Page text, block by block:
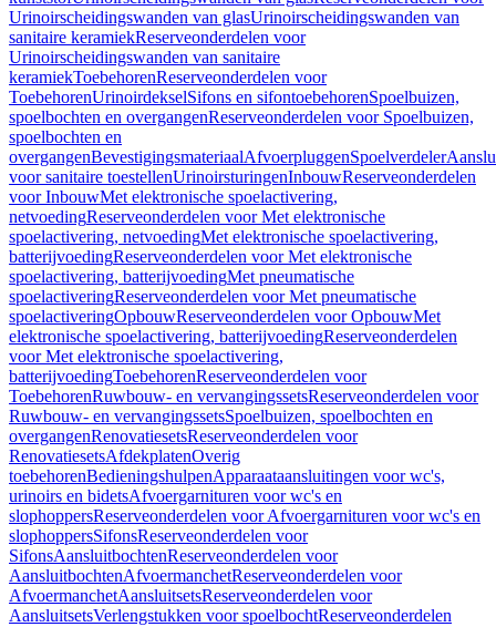
Urinoirscheidingswanden van glasUrinoirscheidingswanden van
sanitaire keramiekReserveonderdelen voor
Urinoirscheidingswanden van sanitaire
keramiekToebehorenReserveonderdelen voor
ToebehorenUrinoirdekselSifons en sifontoebehorenSpoelbuizen,
spoelbochten en overgangenReserveonderdelen voor Spoelbuizen,
spoelbochten en
overgangenBevestigingsmateriaalAfvoerpluggenSpoelverdeler
voor sanitaire toestellenUrinoirsturingenInbouwReserveonderdelen
voor InbouwMet elektronische spoelactivering,
netvoedingReserveonderdelen voor Met elektronische
spoelactivering, netvoedingMet elektronische spoelactivering,
batterijvoedingReserveonderdelen voor Met elektronische
spoelactivering, batterijvoedingMet pneumatische
spoelactiveringReserveonderdelen voor Met pneumatische
spoelactiveringOpbouwReserveonderdelen voor OpbouwMet
elektronische spoelactivering, batterijvoedingReserveonderdelen
voor Met elektronische spoelactivering,
batterijvoedingToebehorenReserveonderdelen voor
ToebehorenRuwbouw- en vervangingssetsReserveonderdelen voor
Ruwbouw- en vervangingssetsSpoelbuizen, spoelbochten en
overgangenRenovatiesetsReserveonderdelen voor
RenovatiesetsAfdekplatenOverig
toebehorenBedieningshulpenApparaataansluitingen voor wc's,
urinoirs en bidetsAfvoergarnituren voor wc's en
slophoppersReserveonderdelen voor Afvoergarnituren voor wc's en
slophoppersSifonsReserveonderdelen voor
SifonsAansluitbochtenReserveonderdelen voor
AansluitbochtenAfvoermanchetReserveonderdelen voor
AfvoermanchetAansluitsetsReserveonderdelen voor
AansluitsetsVerlengstukken voor spoelbochtReserveonderdelen